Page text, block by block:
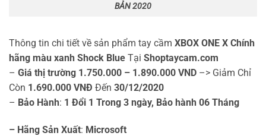
BẢN 2020
Thông tin chi tiết về sản phẩm tay cầm XBOX ONE X Chính
hãng màu xanh Shock Blue Tại Shoptaycam.com
– Giá thị trường 1.750.000 – 1.890.000 VND –> Giảm Chỉ
Còn 1.690.000 VNĐ Đến 30/12/2020
– Bảo Hành: 1 Đổi 1 Trong 3 ngày, Bảo hành 06 Tháng
– Hãng Sản Xuất: Microsoft